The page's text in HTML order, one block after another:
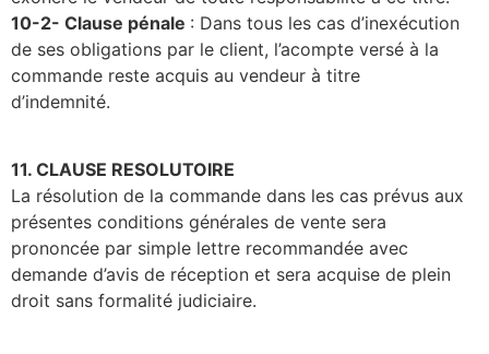
10-2- Clause pénale : Dans tous les cas d’inexécution
de ses obligations par le client, l’acompte versé à la
commande reste acquis au vendeur à titre
d’indemnité.
11. CLAUSE RESOLUTOIRE
La résolution de la commande dans les cas prévus aux
présentes conditions générales de vente sera
prononcée par simple lettre recommandée avec
demande d’avis de réception et sera acquise de plein
droit sans formalité judiciaire.